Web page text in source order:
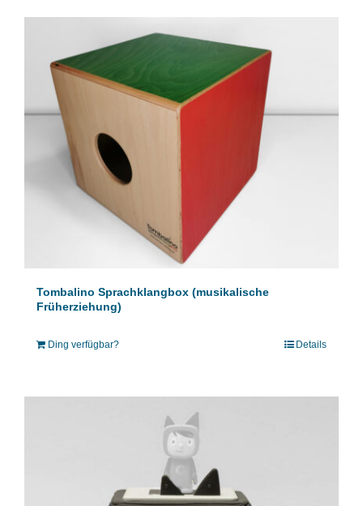
Tombalino Sprachklangbox (musikalische
Früherziehung)
Ding verfügbar? Details